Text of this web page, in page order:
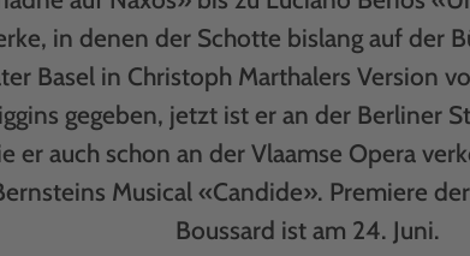
in denen der Schotte bislang auf der
Basel in Christoph Marthalers Version
gegeben, jetzt ist er an der Berliner
er auch schon an der Vlaamse Opera
Musical «Candide». Premiere
Boussard ist am 24. Juni.